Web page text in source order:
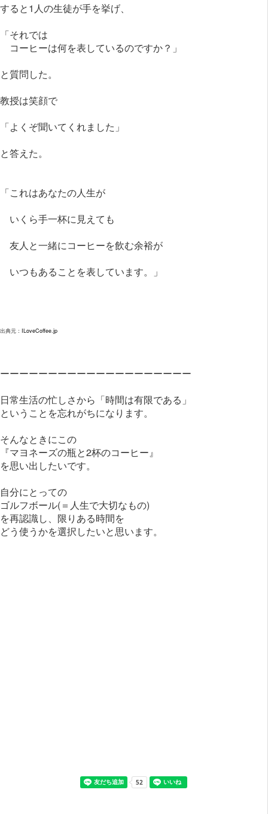
すると1人の生徒が手を挙げ、
「それでは
コーヒーは何を表しているのですか？」
と質問した。
教授は笑顔で
「よくぞ聞いてくれました」
と答えた。
「これはあなたの人生が
いくら手一杯に見えても
友人と一緒にコーヒーを飲む余裕が
いつもあることを表しています。」
出典元： ILoveCoffee.jp
ーーーーーーーーーーーーーーーーーーーー
日常生活の忙しさから「時間は有限である」
ということを忘れがちになります。
そんなときにこの
『マヨネーズの瓶と2杯のコーヒー』
を思い出したいです。
自分にとっての
ゴルフボール(＝人生で大切なもの)
を再認識し、限りある時間を
どう使うかを選択したいと思います。